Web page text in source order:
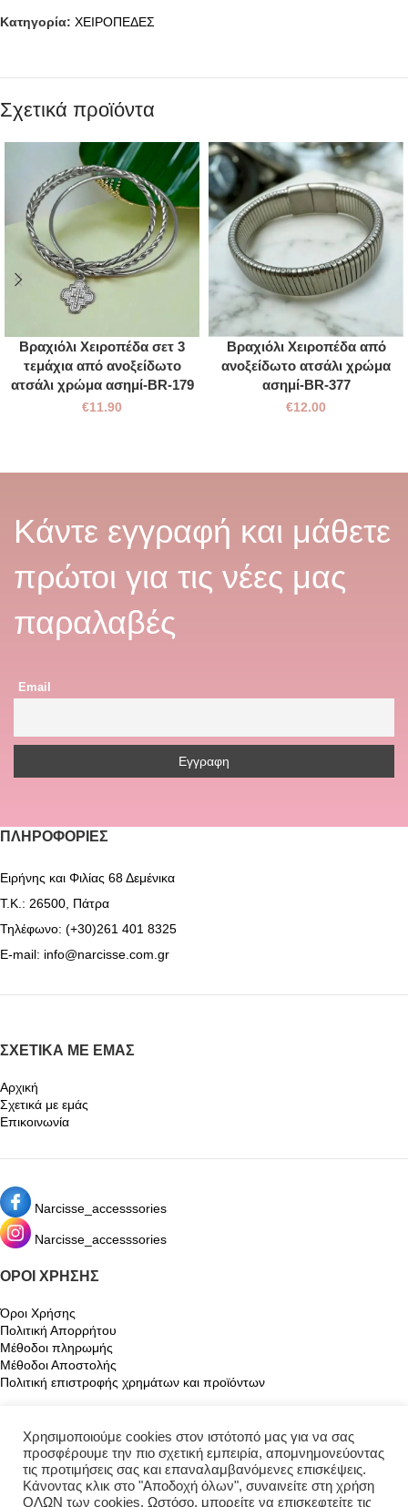
Κατηγορία: ΧΕΙΡΟΠΕΔΕΣ
Σχετικά προϊόντα
Βραχιόλι Χειροπέδα σετ 3
τεμάχια από ανοξείδωτο
ατσάλι χρώμα ασημί-BR-179
€11.90
Βραχιόλι Χειροπέδα από
ανοξείδωτο ατσάλι χρώμα
ασημί-BR-377
€12.00
Κάντε εγγραφή και μάθετε
πρώτοι για τις νέες μας
παραλαβές
Email
ΠΛΗΡΟΦΟΡΊΕΣ
Ειρήνης και Φιλίας 68 Δεμένικα
Τ.Κ.: 26500, Πάτρα
Τηλέφωνο: (+30)261 401 8325
E-mail: info@narcisse.com.gr
ΣΧΕΤΙΚΆ ΜΕ ΕΜΆΣ
Αρχική
Σχετικά με εμάς
Επικοινωνία
Narcisse_accesssories
Narcisse_accesssories
ΌΡΟΙ ΧΡΉΣΗΣ
Όροι Χρήσης
Πολιτική Απορρήτου
Μέθοδοι πληρωμής
Μέθοδοι Αποστολής
Πολιτική επιστροφής χρημάτων και προϊόντων
Ο λογαριασμός μου
Καλάθι
Αγαπημένα
Χρησιμοποιούμε cookies στον ιστότοπό μας για να σας
προσφέρουμε την πιο σχετική εμπειρία, απομνημονεύοντας
τις προτιμήσεις σας και επαναλαμβανόμενες επισκέψεις.
Κάνοντας κλικ στο "Αποδοχή όλων", συναινείτε στη χρήση
ΟΛΩΝ των cookies. Ωστόσο, μπορείτε να επισκεφτείτε τις